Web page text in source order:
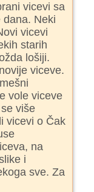
vicevi sa
dana. Neki
vicevi
starih
lošiji.
viceve.
vole viceve
više
vicevi o Čak
na
i
sve. Za